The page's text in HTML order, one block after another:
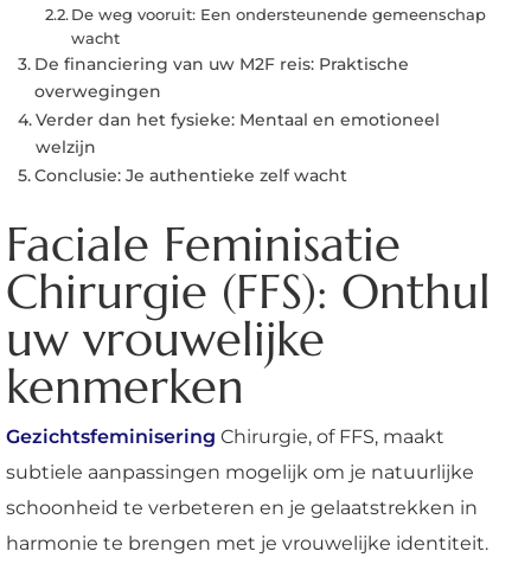
De weg vooruit: Een ondersteunende gemeenschap
wacht
De financiering van uw M2F reis: Praktische
overwegingen
Verder dan het fysieke: Mentaal en emotioneel
welzijn
Conclusie: Je authentieke zelf wacht
Faciale Feminisatie
Chirurgie (FFS): Onthul
uw vrouwelijke
kenmerken
Gezichtsfeminisering Chirurgie, of FFS, maakt
subtiele aanpassingen mogelijk om je natuurlijke
schoonheid te verbeteren en je gelaatstrekken in
harmonie te brengen met je vrouwelijke identiteit.